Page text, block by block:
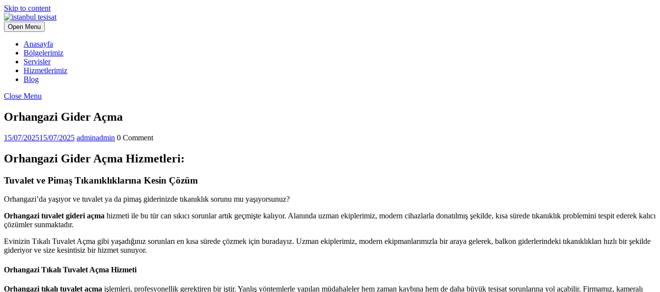
Skip to content
Open Menu
Anasayfa
Bölgelerimiz
Servisler
Hizmetlerimiz
Blog
Close Menu
Orhangazi Gider Açma
15/07/202515/07/2025 adminadmin 0 Comment
Orhangazi Gider Açma Hizmetleri:
Tuvalet ve Pimaş Tıkanıklıklarına Kesin Çözüm
Orhangazi’da yaşıyor ve tuvalet ya da pimaş giderinizde tıkanıklık sorunu mu yaşıyorsunuz?
Orhangazi tuvalet gideri açma hizmeti ile bu tür can sıkıcı sorunlar artık geçmişte kalıyor. Alanında uzman ekiplerimiz, modern cihazlarla donatılmış şekilde, kısa sürede tıkanıklık problemini tespit ederek kalıcı
çözümler sunmaktadır.
Evinizin Tıkalı Tuvalet Açma gibi yaşadığınız sorunları en kısa sürede çözmek için buradayız. Uzman ekiplerimiz, modern ekipmanlarımızla bir araya gelerek, balkon giderlerindeki tıkanıklıkları hızlı bir şekilde
gideriyor ve size kesintisiz bir hizmet sunuyor.
Orhangazi Tıkalı Tuvalet Açma Hizmeti
Orhangazi tıkalı tuvalet açma işlemleri, profesyonellik gerektiren bir iştir. Yanlış yöntemlerle yapılan müdahaleler hem zaman kaybına hem de daha büyük tesisat sorunlarına yol açabilir. Firmamız, kameralı